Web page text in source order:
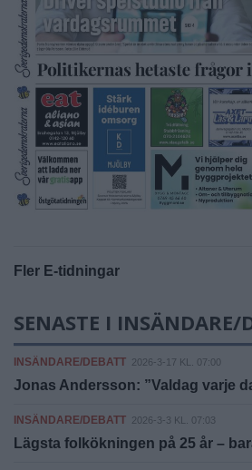
Fler E-tidningar
SENASTE I INSÄNDARE/
INSÄNDARE/DEBATT 2026-3-17 KL. 07:00
Jonas Andersson: ”Valdag varje
INSÄNDARE/DEBATT 2026-3-3 KL. 07:03
Lägsta folkökningen på 25 år –